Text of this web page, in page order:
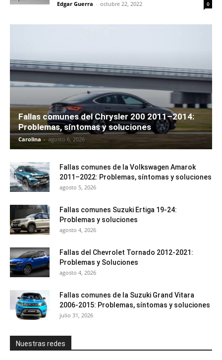
Edgar Guerra - octubre 22, 2022 0
Fallas comunes del Chrysler 200 2011–2014:
Problemas, síntomas y soluciones
Carolina - agosto 6, 2026
Fallas comunes de la Volkswagen Amarok
2011–2022: Problemas, síntomas y soluciones
agosto 5, 2026
Fallas comunes Suzuki Ertiga 19-24:
Problemas y soluciones
agosto 4, 2026
Fallas del Chevrolet Tornado 2012-2021:
Problemas y Soluciones
agosto 4, 2026
Fallas comunes de la Suzuki Grand Vitara
2006-2015: Problemas, síntomas y soluciones
julio 31, 2026
Nuestras redes